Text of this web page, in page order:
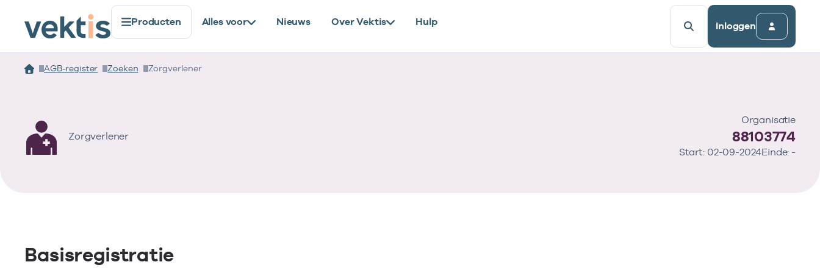
Producten Alles voor Nieuws Over Vektis Hulp Inloggen
AGB-register Zoeken Zorgverlener
Zorgverlener
Organisatie
88103774
Start: 02-09-2024Einde: -
Basisregistratie